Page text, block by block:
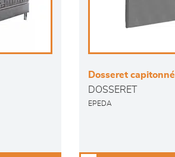
Dosseret capitonné
DOSSERET
EPEDA